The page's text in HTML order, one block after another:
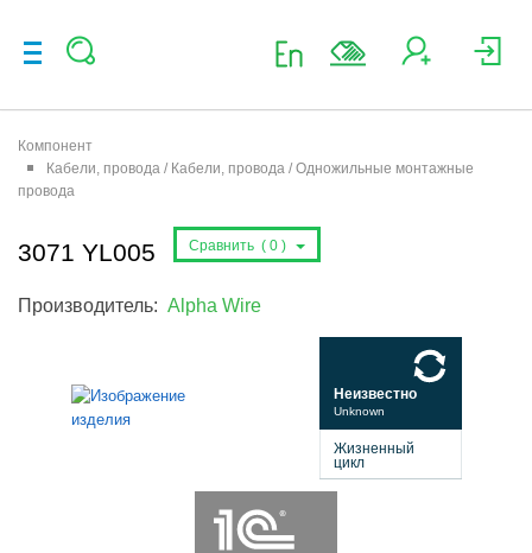
Компонент
Кабели, провода / Кабели, провода / Одножильные монтажные
провода
3071 YL005 Сравнить ( 0 )
Производитель: Alpha Wire